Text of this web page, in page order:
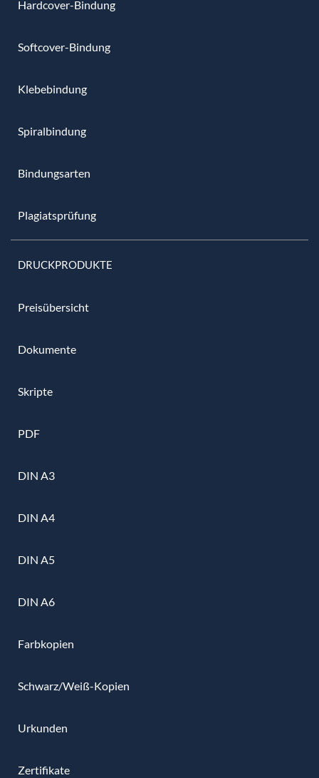
Hardcover-Bindung
Softcover-Bindung
Klebebindung
Spiralbindung
Bindungsarten
Plagiatsprüfung
DRUCKPRODUKTE
Preisübersicht
Dokumente
Skripte
PDF
DIN A3
DIN A4
DIN A5
DIN A6
Farbkopien
Schwarz/Weiß-Kopien
Urkunden
Zertifikate